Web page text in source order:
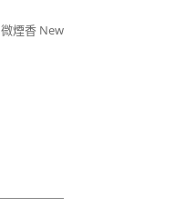
微煙香 New